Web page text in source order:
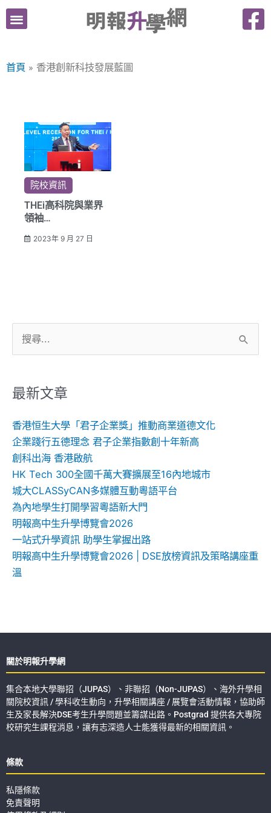
跳
內首頁 香港創新科技發展藍圖
院校資訊
THEi高科院與業界
領袖
為共同目標建言獻策
2023年 9 月 27 日
尋
鍵
最新文章
香港恒生大學「君子企業獎」推動商業道德文化
企業踐行五德理念 君子企業指數創十年新高
創科出海 香港啟航
HK Tech 300全國千萬大賽擴展至16內地城市
城大CLASSyCAN多媒體互動粵語平台
為內地學生打開學習粵語新大門
明報高中生升學博覽會2026
一站式升學資訊 助學生掌握出路
明報高中生升學博覽會2026 | DSE放榜資訊及策略講座重
溫
關於明報升學網
集合本地大學聯招（JUPAS）、非聯招（Non-JUPAS）、海外升學相
關院校資訊 / 學科收生動向，升學相關講座 / 展覽會活動情報，協助師
生及家長解決DSE考生升學問題並籌謀出路。Postgrad 提供各大專院
校研究生課程消息，讓有志深造人士能獲得最新的相關資訊。
條款
私隱條款
免責聲明